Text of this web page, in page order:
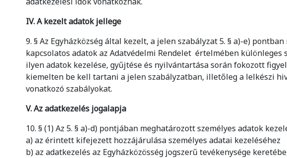
IV. A kezelt adatok jellege
9. § Az Egyházközség által kezelt, a jelen szabályzat 5. § a)-e)
kapcsolatos adatok az Adatvédelmi Rendelet értelmében különleges
ilyen adatok kezelése, gyűjtése és nyilvántartása során fokozott
kiemelten be kell tartani a jelen szabályzatban, illetőleg a lelkészi
vonatkozó szabályokat.
V. Az adatkezelés jogalapja
10. § (1) Az 5. § a)-d) pontjában meghatározott személyes adatok
a) az érintett kifejezett hozzájárulása személyes adatai kezeléséhez
b) az adatkezelés az Egyházközösség jogszerű tevékenysége